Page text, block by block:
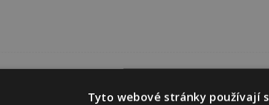
Tyto webové stránky používají